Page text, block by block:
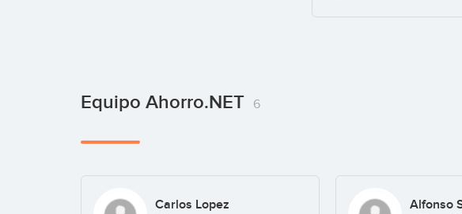
Equipo Ahorro.NET 6
Carlos Lopez